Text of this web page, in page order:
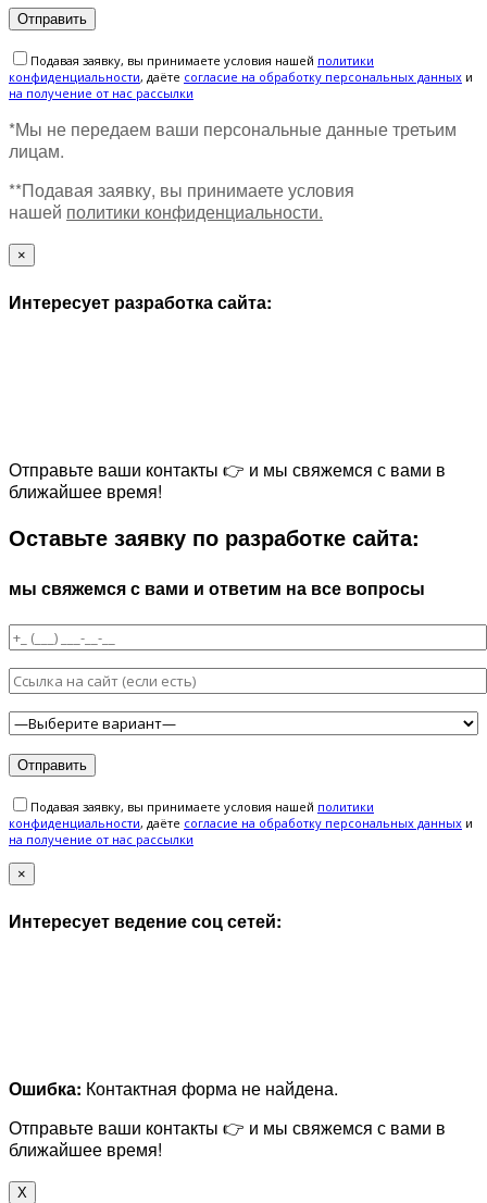
Подавая заявку, вы принимаете условия нашей политики
конфиденциальности, даёте cогласие на обработку персональных данных и
на получение от нас рассылки
*Мы не передаем ваши персональные данные третьим
лицам.
**Подавая заявку, вы принимаете условия
нашей политики конфиденциальности.
×
Интересует разработка сайта:
Отправьте ваши контакты 👉 и мы свяжемся с вами в
ближайшее время!
Оставьте заявку по разработке сайта:
мы свяжемся с вами и ответим на все вопросы
Подавая заявку, вы принимаете условия нашей политики
конфиденциальности, даёте cогласие на обработку персональных данных и
на получение от нас рассылки
×
Интересует ведение соц сетей:
Ошибка: Контактная форма не найдена.
Отправьте ваши контакты 👉 и мы свяжемся с вами в
ближайшее время!
X